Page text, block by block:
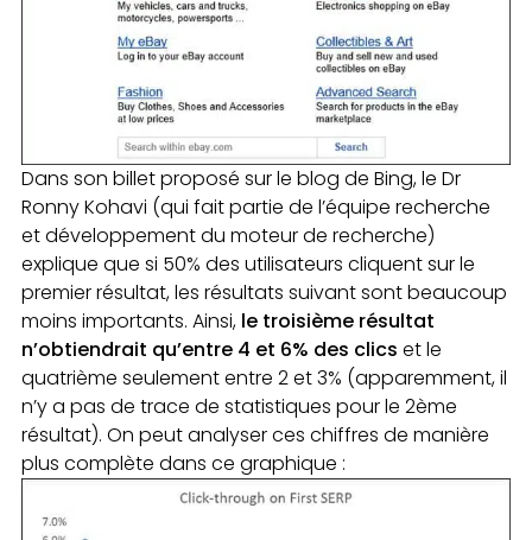
Dans son billet proposé sur le blog de Bing, le Dr
Ronny Kohavi (qui fait partie de l’équipe recherche
et développement du moteur de recherche)
explique que si 50% des utilisateurs cliquent sur le
premier résultat, les résultats suivant sont beaucoup
moins importants. Ainsi, le troisième résultat
n’obtiendrait qu’entre 4 et 6% des clics et le
quatrième seulement entre 2 et 3% (apparemment, il
n’y a pas de trace de statistiques pour le 2ème
résultat). On peut analyser ces chiffres de manière
plus complète dans ce graphique :